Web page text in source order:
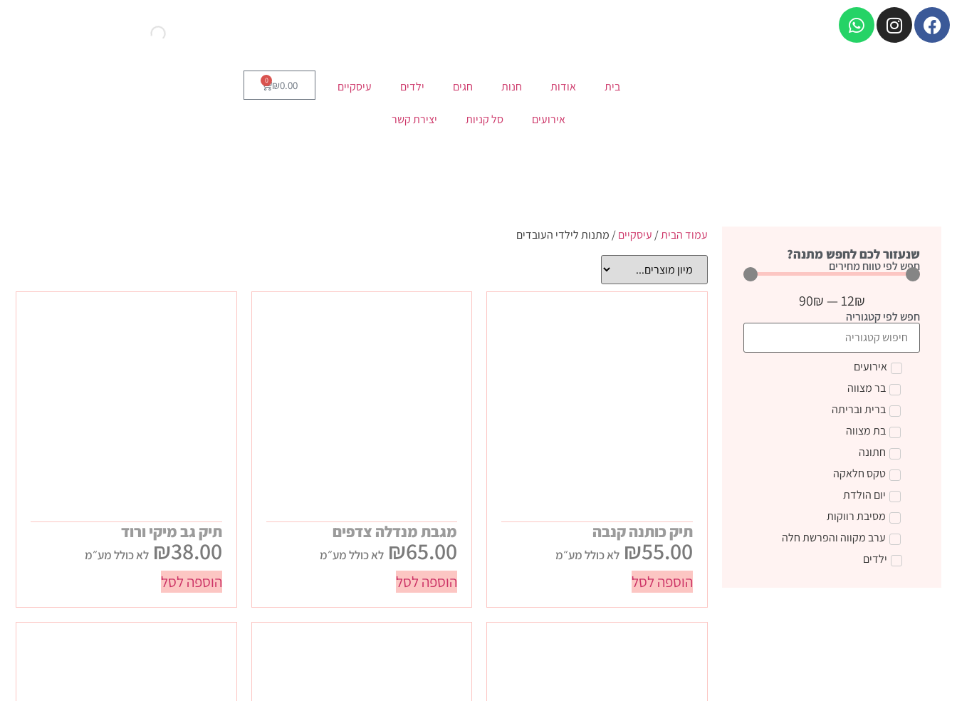
בית אודות חנות חגים ילדים עיסקיים
אירועים סל קניות יצירת קשר
₪0.00
0
שנעזור לכם לחפש מתנה?
חפש לפי טווח מחירים
12₪
—
90₪
חפש לפי קטגוריה
אירועים
בר מצווה
ברית ובריתה
בת מצווה
חתונה
טקס חלאקה
יום הולדת
מסיבת רווקות
ערב מקווה והפרשת חלה
ילדים
עמוד הבית/עיסקיים/ מתנות לילדי העובדים
תיק כותנה קנבה
₪55.00 לא כולל מע״מ
הוספה לסל
מגבת מנדלה צדפים
₪65.00 לא כולל מע״מ
הוספה לסל
תיק גב מיקי ורוד
₪38.00 לא כולל מע״מ
הוספה לסל